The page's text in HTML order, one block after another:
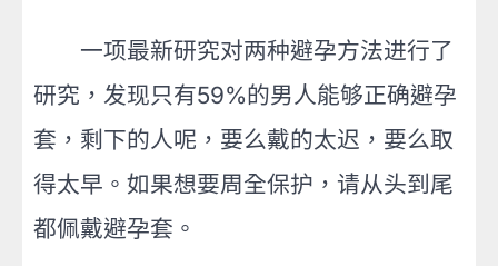
一项最新研究对两种避孕方法进行了
研究，发现只有59%的男人能够正确避孕
套，剩下的人呢，要么戴的太迟，要么取
得太早。如果想要周全保护，请从头到尾
都佩戴避孕套。